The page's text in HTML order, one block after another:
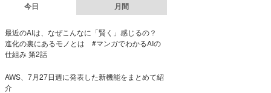
今日 月間
最近のAIは、なぜこんなに「賢く」感じるの？
進化の裏にあるモノとは #マンガでわかるAIの
仕組み 第2話
AWS、7月27日週に発表した新機能をまとめて紹
介